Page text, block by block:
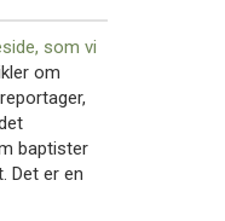
som vi
om
baptister
Det er en